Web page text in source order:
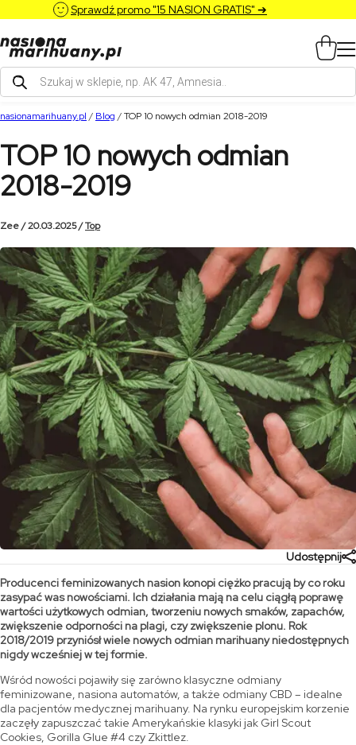
Sprawdź promo "15 NASION GRATIS" ➔
Wyszukiwarka
produktów
nasionamarihuany.pl / Blog /TOP 10 nowych odmian 2018-2019
TOP 10 nowych odmian
2018-2019
Zee / 20.03.2025 /Top
Udostępnij
Producenci feminizowanych nasion konopi ciężko pracują by co roku
zasypać was nowościami. Ich działania mają na celu ciągłą poprawę
wartości użytkowych odmian, tworzeniu nowych smaków, zapachów,
zwiększenie odporności na plagi, czy zwiększenie plonu. Rok
2018/2019 przyniósł wiele nowych odmian marihuany niedostępnych
nigdy wcześniej w tej formie.
Wśród nowości pojawiły się zarówno klasyczne odmiany
feminizowane, nasiona automatów, a także odmiany CBD – idealne
dla pacjentów medycznej marihuany. Na rynku europejskim korzenie
zaczęły zapuszczać takie Amerykańskie klasyki jak Girl Scout
Cookies, Gorilla Glue #4 czy Zkittlez.